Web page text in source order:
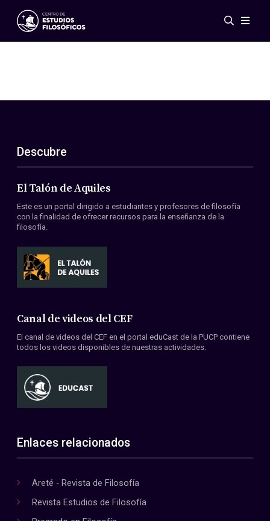
Eventos
ES
EN
Acerca de nosotros
Miembros
Convenios
Descubre
El Talón de Aquiles
Este es un portal dirigido a estudiantes y profesores de filosofía
con la finalidad de ofrecer recursos para la enseñanza de la
filosofía.
Canal de videos del CEF
El canal de videos del CEF en el portal eduCast de la PUCP contiene
todos los videos disponibles de nuestras actividades.
Enlaces relacionados
Areté - Revista de Filosofía
Revista Estudios de Filosofía